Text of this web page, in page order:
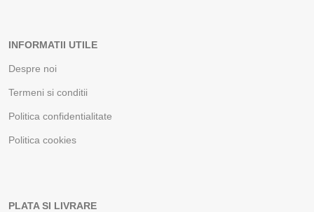
INFORMATII UTILE
Despre noi
Termeni si conditii
Politica confidentialitate
Politica cookies
PLATA SI LIVRARE